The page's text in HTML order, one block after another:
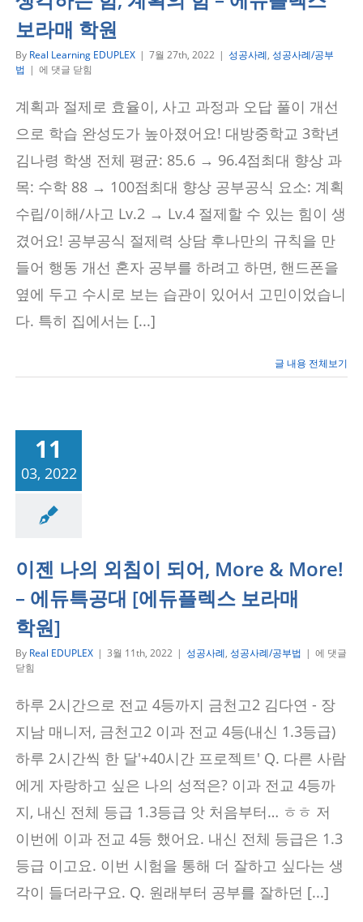
보라매 학원
By Real Learning EDUPLEX | 7월 27th, 2022 | 성공사례, 성공사례/공부
법 | 생
하
는
힘,
계
획
의
힘
에
플
렉
스
보
라
매
에 댓글 닫힘
계획과 절제로 효율이, 사고 과정과 오답 풀이 개선
으로 학습 완성도가 높아졌어요! 대방중학교 3학년
김나령 학생 전체 평균: 85.6 → 96.4점최대 향상 과
목: 수학 88 → 100점최대 향상 공부공식 요소: 계획
수립/이해/사고 Lv.2 → Lv.4 절제할 수 있는 힘이 생
겼어요! 공부공식 절제력 상담 후나만의 규칙을 만
들어 행동 개선 혼자 공부를 하려고 하면, 핸드폰을
옆에 두고 수시로 보는 습관이 있어서 고민이었습니
다. 특히 집에서는 [...]
글 내용 전체보기
11
03, 2022
공사례/공부법
이젠 나의 외침이 되어, More & More!
– 에듀특공대 [에듀플렉스 보라매
학원]
By Real EDUPLEX | 3월 11th, 2022 | 성공사례, 성공사례/공부법 | 이
의
외
침
이
되
More
More!
에
특
대
에 댓글
닫힘
하루 2시간으로 전교 4등까지 금천고2 김다연 - 장
지남 매니저, 금천고2 이과 전교 4등(내신 1.3등급)
하루 2시간씩 한 달'+40시간 프로젝트' Q. 다른 사람
에게 자랑하고 싶은 나의 성적은? 이과 전교 4등까
지, 내신 전체 등급 1.3등급 앗 처음부터… ㅎㅎ 저
이번에 이과 전교 4등 했어요. 내신 전체 등급은 1.3
등급 이고요. 이번 시험을 통해 더 잘하고 싶다는 생
각이 들더라구요. Q. 원래부터 공부를 잘하던 [...]